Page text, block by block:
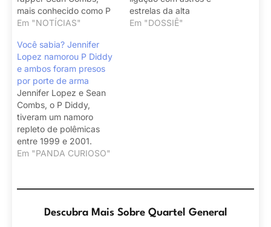
mais conhecido como P
Diddy.
Em "NOTÍCIAS"
estrelas da alta
Hollywood.
Em "DOSSIÊ"
Você sabia? Jennifer
Lopez namorou P Diddy
e ambos foram presos
por porte de arma
Jennifer Lopez e Sean
Combs, o P Diddy,
tiveram um namoro
repleto de polêmicas
entre 1999 e 2001.
Relembre aqui.
Em "PANDA CURIOSO"
Descubra Mais Sobre Quartel General